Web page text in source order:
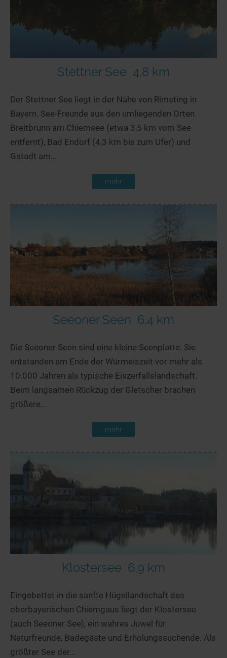
Stettner See 4,8 km
Der Stettner See liegt in der Nähe von Rimsting in
Bayern. See-Freunde aus den umliegenden Orten
Breitbrunn am Chiemsee (etwa 3,5 km vom See
entfernt), Bad Endorf (4,3 km bis zum Ufer) und
Gstadt am...
mehr
Seeoner Seen 6,4 km
Die Seeoner Seen sind eine kleine Seenplatte. Sie
entstanden am Ende der Würmeiszeit vor mehr als
10.000 Jahren als typische Eiszerfallslandschaft.
Beim langsamen Rückzug der Gletscher brachen
größere...
mehr
Klostersee 6,9 km
Eingebettet in die sanfte Hügellandschaft des
oberbayerischen Chiemgaus liegt der Klostersee
(auch Seeoner See), ein wahres Juwel für
Naturfreunde, Badegäste und Erholungssuchende. Als
größter See der...